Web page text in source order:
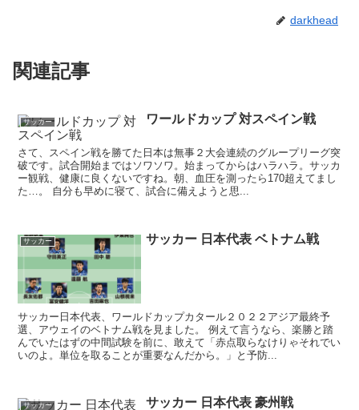
darkhead
関連記事
サッカー ワールドカップ 対スペイン戦
さて、スペイン戦を勝てた日本は無事２大会連続のグループリーグ突
破です。試合開始まではソワソワ。始まってからはハラハラ。サッカ
ー観戦、健康に良くないですね。朝、血圧を測ったら170超えてまし
た…。 自分も早めに寝て、試合に備えようと思...
サッカー サッカー 日本代表 ベトナム戦
サッカー日本代表、ワールドカップカタール２０２２アジア最終予
選、アウェイのベトナム戦を見ました。 例えて言うなら、楽勝と踏
んでいたはずの中間試験を前に、敢えて「赤点取らなけりゃそれでい
いのよ。単位を取ることが重要なんだから。」と予防...
サッカー サッカー 日本代表 豪州戦